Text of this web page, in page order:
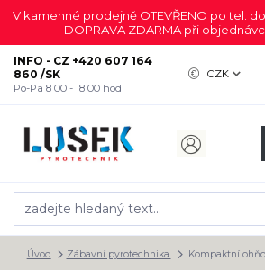
V kamenné prodejně OTEVŘENO po tel.
DOPRAVA ZDARMA při
CZK
INFO - CZ +420 607 164
860 /SK
Po-Pa 8 00 - 18 00 hod
Úvod Zábavní pyrotechnika. Kompaktní